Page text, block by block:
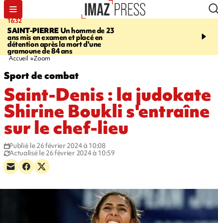
16:32
SAINT-PIERREUn homme de 23
ans mis en examen et placé en
détention après la mort d'une
gramoune de 84 ans
21:08
et Turquie scellent un
Accueil Zoom
Sport de combat
Saint-Denis : la judokate
Shirine Boukli s'entraîne
sur le chef-lieu
Publié le 26 février 2024 à 10:08
Actualisé le 26 février 2024 à 10:59